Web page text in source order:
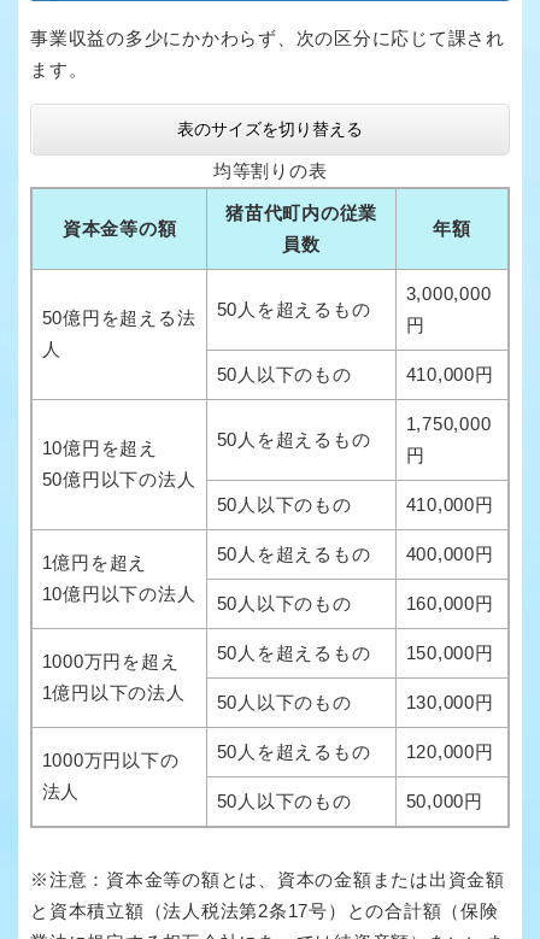
事業収益の多少にかかわらず、次の区分に応じて課され
ます。
表のサイズを切り替える
均等割りの表
資本金等の額
猪苗代町内の従業
員数
年額
50億円を超える法
人
50人を超えるもの
3,000,000
円
50人以下のもの 410,000円
10億円を超え
50億円以下の法人
50人を超えるもの
1,750,000
円
50人以下のもの 410,000円
1億円を超え
10億円以下の法人
50人を超えるもの 400,000円
50人以下のもの 160,000円
1000万円を超え
1億円以下の法人
50人を超えるもの 150,000円
50人以下のもの 130,000円
1000万円以下の
法人
50人を超えるもの 120,000円
50人以下のもの 50,000円
※注意：資本金等の額とは、資本の金額または出資金額
と資本積立額（法人税法第2条17号）との合計額（保険